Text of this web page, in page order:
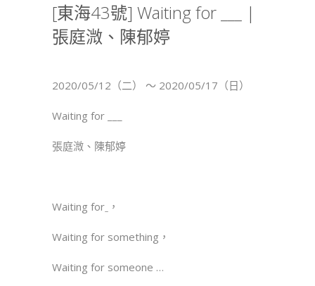
|
[東海43號] Waiting for ___ |
張庭溦、陳郁婷
2020/05/12（二） ～ 2020/05/17（日）
Waiting for ___
張庭溦、陳郁婷
Waiting forˍ，
Waiting for something，
Waiting for someone …